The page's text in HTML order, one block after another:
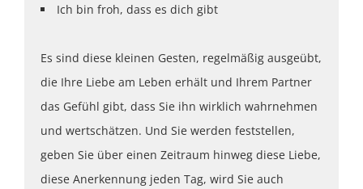
Ich bin froh, dass es dich gibt
Es sind diese kleinen Gesten, regelmäßig ausgeübt,
die Ihre Liebe am Leben erhält und Ihrem Partner
das Gefühl gibt, dass Sie ihn wirklich wahrnehmen
und wertschätzen. Und Sie werden feststellen,
geben Sie über einen Zeitraum hinweg diese Liebe,
diese Anerkennung jeden Tag, wird Sie auch